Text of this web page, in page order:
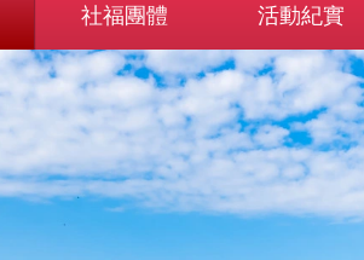
社福團體 活動紀實